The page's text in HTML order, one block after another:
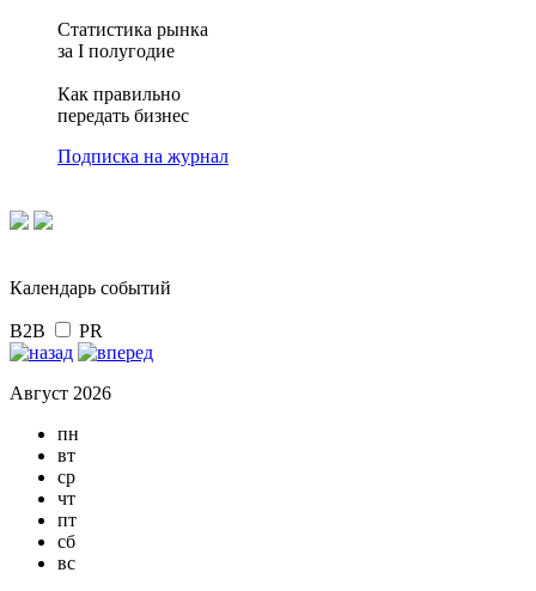
Статистика рынка
за I полугодие
Как правильно
передать бизнес
Подписка на журнал
Календарь событий
B2B PR
Август 2026
пн
вт
ср
чт
пт
сб
вс